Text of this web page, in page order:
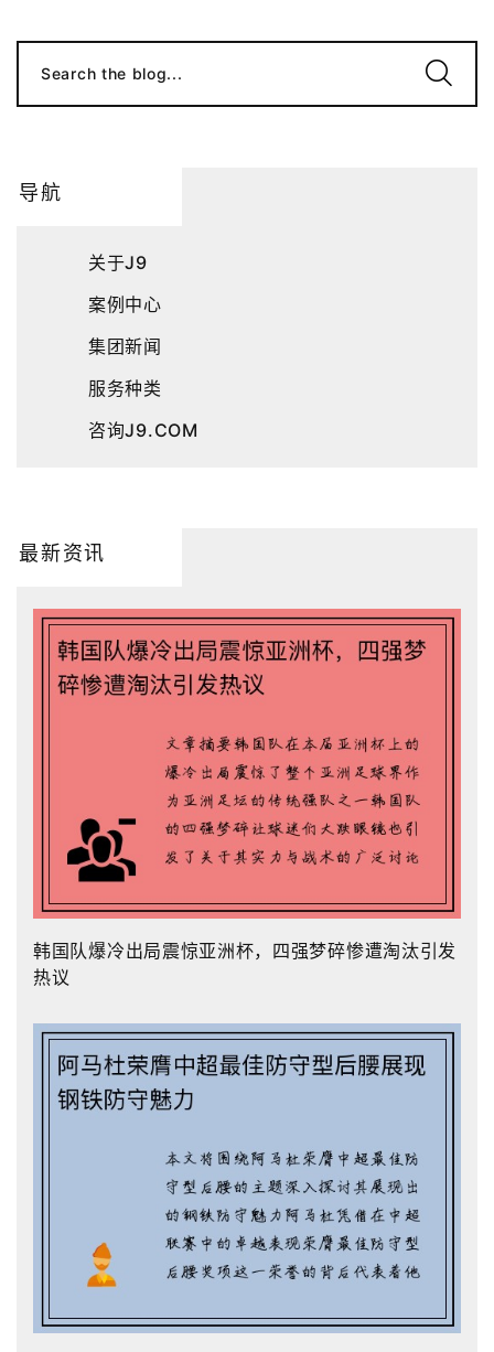
Search the blog...
导航
关于J9
案例中心
集团新闻
服务种类
咨询J9.COM
最新资讯
韩国队爆冷出局震惊亚洲杯，四强梦碎惨遭淘汰引发
热议